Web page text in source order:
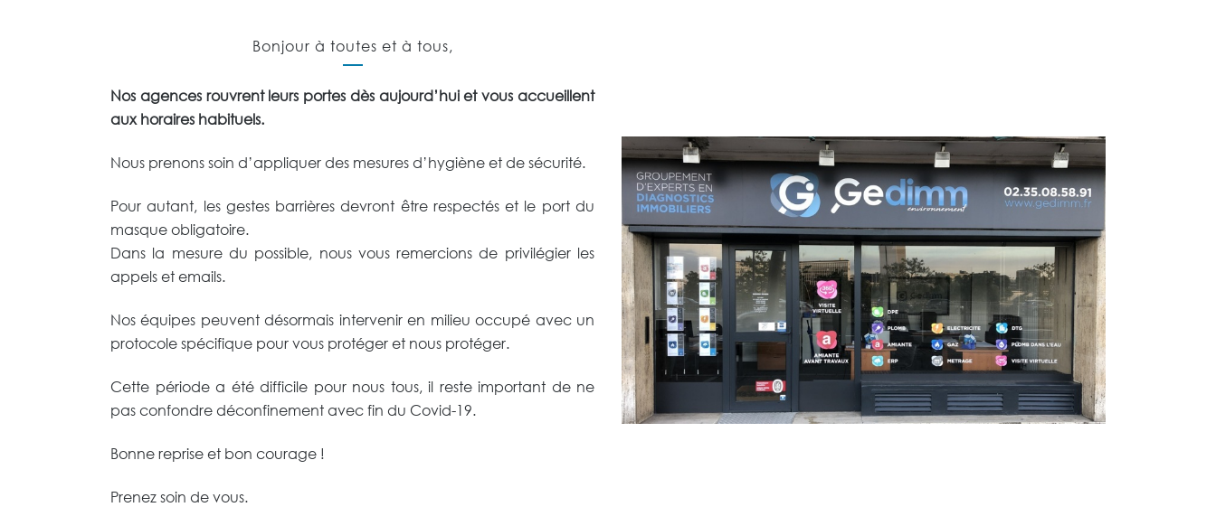
Bonjour à toutes et à tous,
Nos agences rouvrent leurs portes dès aujourd’hui et vous accueillent
aux horaires habituels.
Nous prenons soin d’appliquer des mesures d’hygiène et de sécurité.
Pour autant, les gestes barrières devront être respectés et le port du
masque obligatoire.
Dans la mesure du possible, nous vous remercions de privilégier les
appels et emails.
Nos équipes peuvent désormais intervenir en milieu occupé avec un
protocole spécifique pour vous protéger et nous protéger.
Cette période a été difficile pour nous tous, il reste important de ne
pas confondre déconfinement avec fin du Covid-19.
Bonne reprise et bon courage !
Prenez soin de vous.